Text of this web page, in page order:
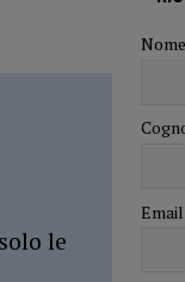
le
Nome
Email